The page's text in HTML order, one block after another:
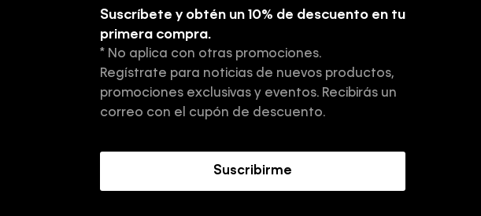
Suscríbete y obtén un 10% de descuento en tu
primera compra.
* No aplica con otras promociones.
Regístrate para noticias de nuevos productos,
promociones exclusivas y eventos. Recibirás un
correo con el cupón de descuento.
Suscribirme